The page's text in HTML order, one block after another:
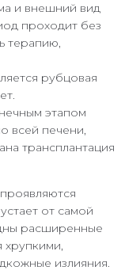
и внешний вид
проходит без
терапию,
рубцовая
этапом
всей печени,
трансплантация
от самой
расширенные
хрупкими,
излияния.